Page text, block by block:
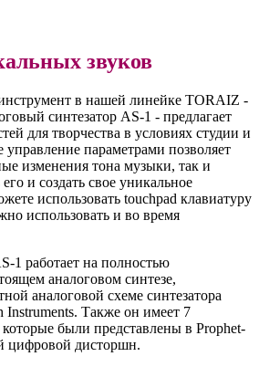
звуков
в нашей линейке TORAIZ -
синтезатор AS-1 - предлагает
для творчества в условиях студии и
параметрами позволяет
изменения тона музыки, так и
и создать свое уникальное
использовать touchpad клавиатуру
использовать и во время
1 работает на полностью
аналоговом синтезе,
аналоговой схеме синтезатора
Instruments. Также он имеет 7
были представлены в Prophet-
цифровой дисторшн.